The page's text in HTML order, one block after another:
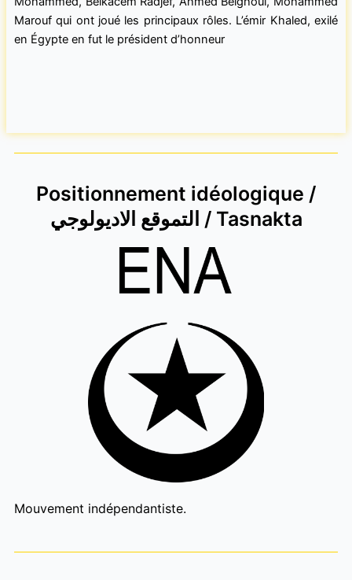
Marouf qui ont joué les principaux rôles. L’émir Khaled, exilé
en Égypte en fut le président d’honneur
Positionnement idéologique /
التموقع الاديولوجي / Tasnakta
Mouvement indépendantiste.